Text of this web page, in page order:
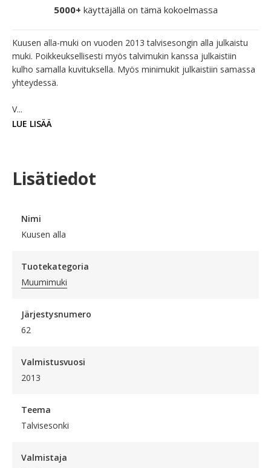
5000+ käyttäjällä on tämä kokoelmassa
Kuusen alla-muki on vuoden 2013 talvisesongin alla julkaistu
muki. Poikkeuksellisesti myös talvimukin kanssa julkaistiin
kulho samalla kuvituksella. Myös minimukit julkaistiin samassa
yhteydessä.
V...
LUE LISÄÄ
Lisätiedot
Nimi
Kuusen alla
Tuotekategoria
Muumimuki
Järjestysnumero
62
Valmistusvuosi
2013
Teema
Talvisesonki
Valmistaja